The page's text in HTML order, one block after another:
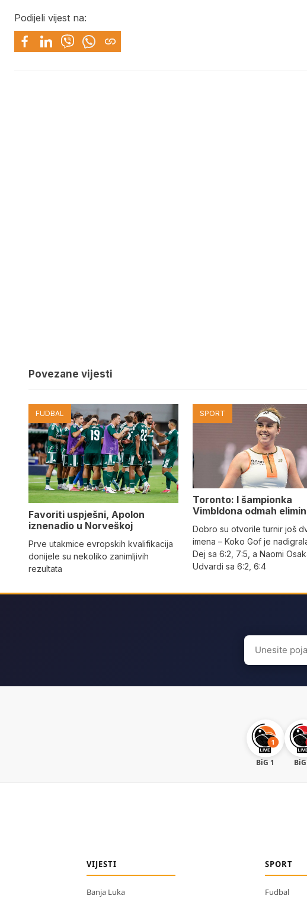
Podijeli vijest na:
Povezane vijesti
FUDBAL
Favoriti uspješni, Apolon
iznenadio u Norveškoj
Prve utakmice evropskih kvalifikacija
donijele su nekoliko zanimljivih
rezultata
SPORT
Toronto: I šampionka
Vimbldona odmah
Dobro su otvorile turnir još
imena – Koko Gof je
Dej sa 6:2, 7:5, a Naomi
Udvardi sa 6:2, 6:4
Search
for:
BiG 1
VIJESTI
Banja Luka
SPORT
Fudbal